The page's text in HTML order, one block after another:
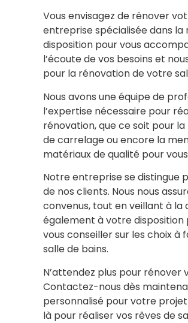
Vous envisagez de rénover
entreprise spécialisée dans
disposition pour vous
l’écoute de vos besoins et
pour la rénovation de votre
Nous avons une équipe de
l’expertise nécessaire pour
rénovation, que ce soit pour
de carrelage ou encore la
matériaux de qualité pour
Notre entreprise se distingue
de nos clients. Nous nous
convenus, tout en veillant à la
également à votre
vous conseiller sur les choix
salle de bains.
N’attendez plus pour rénover
Contactez-nous dès
personnalisé pour votre
là pour réaliser vos rêves de